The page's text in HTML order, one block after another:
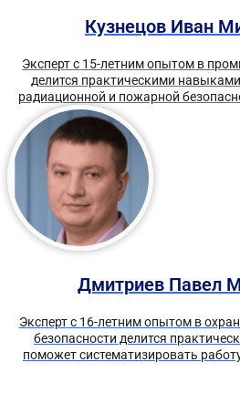
Кузнецов Иван
Эксперт с 15-летним опытом в
делится практическими
радиационной и пожарной
Дмитриев Павел
Эксперт с 16-летним опытом в
безопасности делится
поможет систематизировать